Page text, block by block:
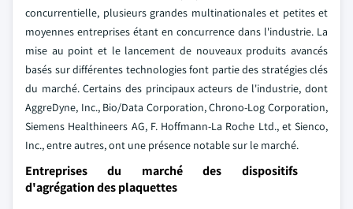
concurrentielle, plusieurs grandes multinationales et petites et
moyennes entreprises étant en concurrence dans l'industrie. La
mise au point et le lancement de nouveaux produits avancés
basés sur différentes technologies font partie des stratégies clés
du marché. Certains des principaux acteurs de l'industrie, dont
AggreDyne, Inc., Bio/Data Corporation, Chrono-Log Corporation,
Siemens Healthineers AG, F. Hoffmann-La Roche Ltd., et Sienco,
Inc., entre autres, ont une présence notable sur le marché.
Entreprises du marché des dispositifs
d'agrégation des plaquettes